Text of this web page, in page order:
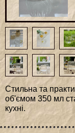
Стильна та
об'ємом 350 мл
кухні.